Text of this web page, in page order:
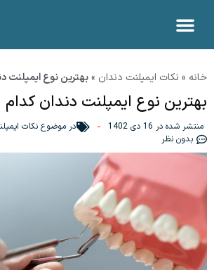
خانه » نکات ایمپلنت دندان »بهترین نوع ایمپلنت
بهترین نوع ایمپلنت دندان
منتشر شده در 16 دی 1402 در موضوع نکات
بدون نظر